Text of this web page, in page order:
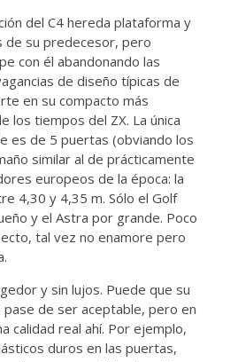
del C4 hereda plataforma y
de su predecesor, pero
con él abandonando las
de diseño típicas de
en su compacto más
los tiempos del ZX. La única
es de 5 puertas (obviando los
similar al de prácticamente
europeos de la época: la
4,30 y 4,35 m. Sólo el Golf
y el Astra por grande. Poco
tal vez no enamore pero
y sin lujos. Puede que su
pase de ser aceptable, pero en
calidad real ahí. Por ejemplo,
duros en las puertas,